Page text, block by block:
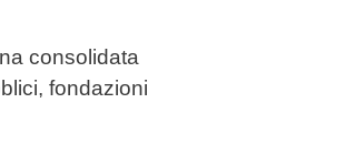
consolidata
fondazioni